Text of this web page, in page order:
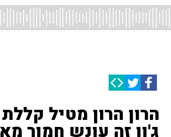
הרון הרון מטיל
ג'ון זה עונש חמור